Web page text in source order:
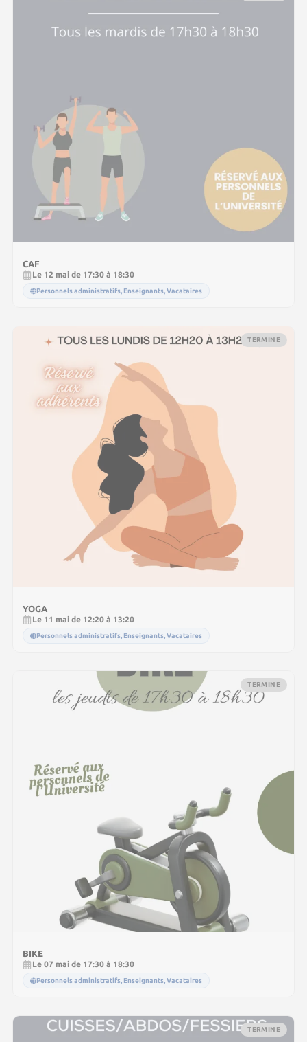
CAF
Le 12 mai de 17:30 à 18:30
Personnels administratifs, Enseignants, Vacataires
TERMINE
YOGA
Le 11 mai de 12:20 à 13:20
Personnels administratifs, Enseignants, Vacataires
TERMINE
BIKE
Le 07 mai de 17:30 à 18:30
Personnels administratifs, Enseignants, Vacataires
TERMINE